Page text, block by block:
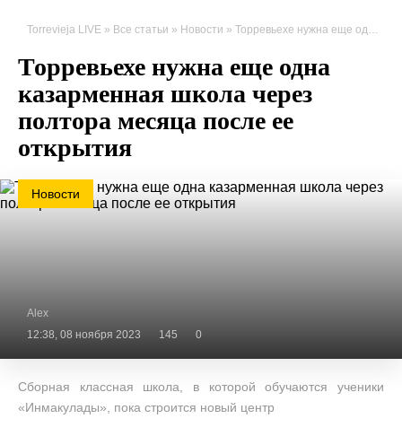
Torrevieja LIVE » Все статьи » Новости » Торревьехе нужна еще одна казарменная школа через полтора месяца после ее открытия
Торревьехе нужна еще одна
казарменная школа через
полтора месяца после ее
открытия
Новости
Alex
12:38, 08 ноября 2023
145 0
Сборная классная школа, в которой обучаются ученики
«Инмакулады», пока строится новый центр